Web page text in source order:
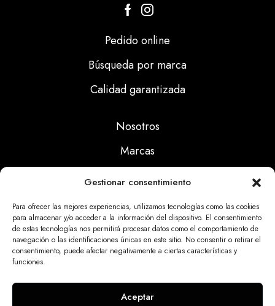
Gestionar consentimiento
Para ofrecer las mejores experiencias, utilizamos tecnologías como las cookies
para almacenar y/o acceder a la información del dispositivo. El consentimiento
de estas tecnologías nos permitirá procesar datos como el comportamiento de
navegación o las identificaciones únicas en este sitio. No consentir o retirar el
consentimiento, puede afectar negativamente a ciertas características y
funciones.
Aceptar
Pedido online
Búsqueda por marca
Calidad garantizada
Nosotros
Marcas
Noticias
Aviso Legal
Politicas Cookies